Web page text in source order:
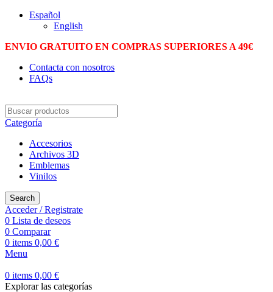
Español
English
ENVIO GRATUITO EN COMPRAS SUPERIORES A 49€
Contacta con nosotros
FAQs
Categoría
Accesorios
Archivos 3D
Emblemas
Vinilos
Search
Acceder / Registrate
0 Lista de deseos
0 Comparar
0 items 0,00 €
Menu
0 items 0,00 €
Explorar las categorías